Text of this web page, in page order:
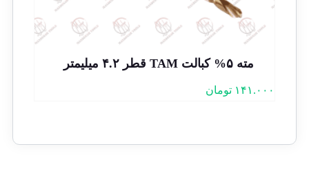
مته ۵% کبالت TAM قطر ۴.۲ میلیمتر
۱۴۱.۰۰۰ تومان